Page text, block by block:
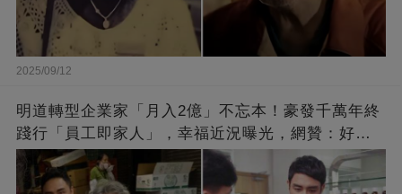
2025/09/12
明道轉型企業家「月入2億」不忘本！豪發千萬年終
踐行「員工即家人」，幸福近況曝光，網贊：好老
闆的福報